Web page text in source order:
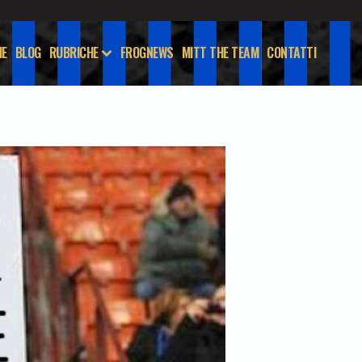
BLOG RUBRICHE FROGNEWS MITT THE TEAM CONTATTI